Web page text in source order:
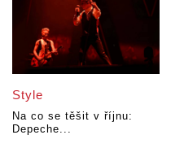
Style
Na co se těšit v říjnu:
Depeche...